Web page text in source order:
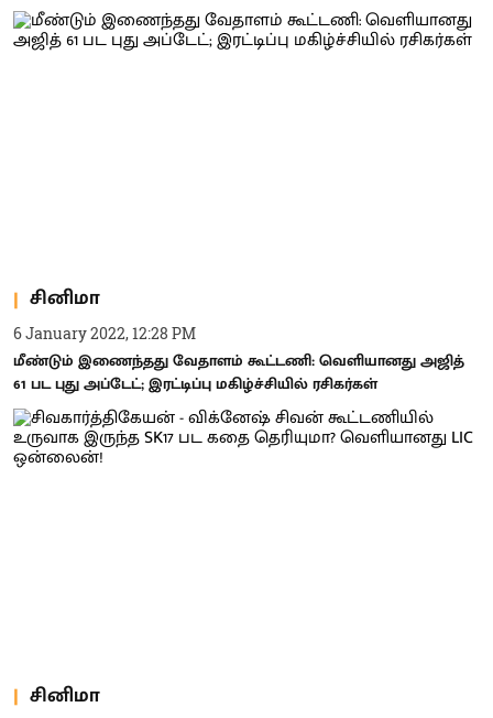
சினிமா
6 January 2022, 12:28 PM
மீண்டும் இணைந்தது வேதாளம் கூட்டணி: வெளியானது அஜித்
61 பட புது அப்டேட்; இரட்டிப்பு மகிழ்ச்சியில் ரசிகர்கள்
சினிமா